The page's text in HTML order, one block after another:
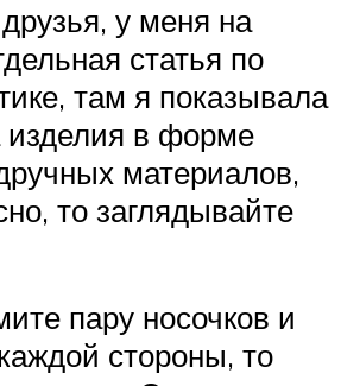
у меня на
статья по
там я показывала
изделия в форме
материалов,
то заглядывайте
пару носочков и
стороны, то